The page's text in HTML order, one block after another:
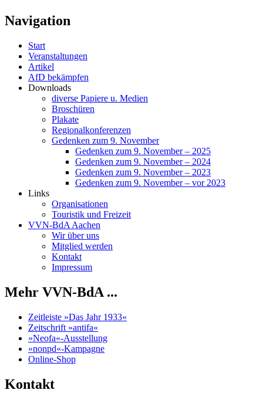
Navigation
Start
Veranstaltungen
Artikel
AfD bekämpfen
Downloads
diverse Papiere u. Medien
Broschüren
Plakate
Regionalkonferenzen
Gedenken zum 9. November
Gedenken zum 9. November – 2025
Gedenken zum 9. November – 2024
Gedenken zum 9. November – 2023
Gedenken zum 9. November – vor 2023
Links
Organisationen
Touristik und Freizeit
VVN-BdA Aachen
Wir über uns
Mitglied werden
Kontakt
Impressum
Mehr VVN-BdA ...
Zeitleiste »Das Jahr 1933«
Zeitschrift »antifa«
»Neofa«-Ausstellung
»nonpd«-Kampagne
Online-Shop
Kontakt